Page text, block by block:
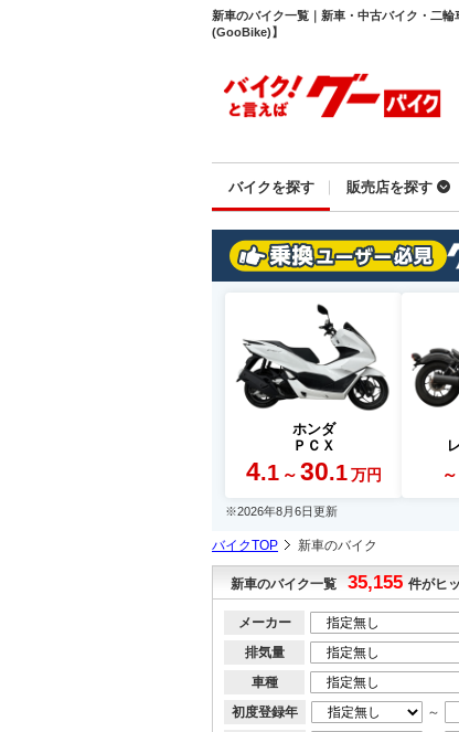
新車のバイク一覧｜新車・中古バイク・二
(GooBike)】
バイクを探す 販売店を探す
ホンダ
ＰＣＸ
4.1 ～ 30.1 万円 ～
※2026年8月6日更新
バイクTOP 新車のバイク
新車のバイク一覧 35,155 件がヒ
メーカー
排気量
車種
初度登録年
～